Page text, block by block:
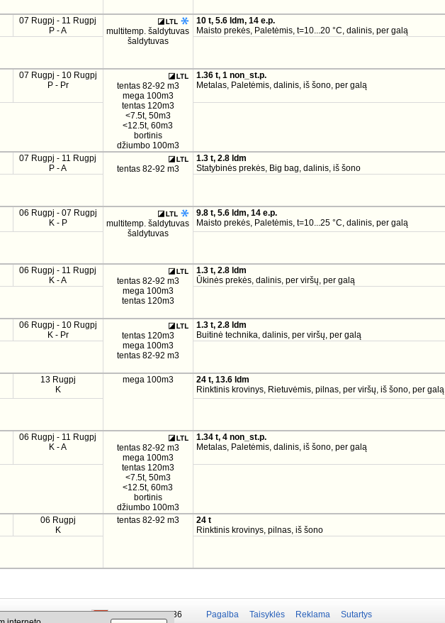
07 Rugpj - 11 Rugpj
P - A
multitemp. šaldytuvas
šaldytuvas
10 t, 5.6 ldm, 14 e.p.
Maisto prekės, Paletėmis, t=10...20 °C, dalinis, per galą
07 Rugpj - 10 Rugpj
P - Pr
tentas 82-92 m3
mega 100m3
tentas 120m3
<7.5t, 50m3
<12.5t, 60m3
bortinis
džiumbo 100m3
1.36 t, 1 non_st.p.
Metalas, Paletėmis, dalinis, iš šono, per galą
07 Rugpj - 11 Rugpj
P - A
tentas 82-92 m3
1.3 t, 2.8 ldm
Statybinės prekės, Big bag, dalinis, iš šono
06 Rugpj - 07 Rugpj
K - P
multitemp. šaldytuvas
šaldytuvas
9.8 t, 5.6 ldm, 14 e.p.
Maisto prekės, Paletėmis, t=10...25 °C, dalinis, per galą
06 Rugpj - 11 Rugpj
K - A
tentas 82-92 m3
mega 100m3
tentas 120m3
1.3 t, 2.8 ldm
Ūkinės prekės, dalinis, per viršų, per galą
06 Rugpj - 10 Rugpj
K - Pr
tentas 120m3
mega 100m3
tentas 82-92 m3
1.3 t, 2.8 ldm
Buitinė technika, dalinis, per viršų, per galą
13 Rugpj
K
mega 100m3
24 t, 13.6 ldm
Rinktinis krovinys, Rietuvėmis, pilnas, per viršų, iš šono, per galą
06 Rugpj - 11 Rugpj
K - A
tentas 82-92 m3
mega 100m3
tentas 120m3
<7.5t, 50m3
<12.5t, 60m3
bortinis
džiumbo 100m3
1.34 t, 4 non_st.p.
Metalas, Paletėmis, dalinis, iš šono, per galą
06 Rugpj
K
tentas 82-92 m3
24 t
Rinktinis krovinys, pilnas, iš šono
50 337-20-47 +375 29 679-1236 Pagalba Taisyklės Reklama Sutartys